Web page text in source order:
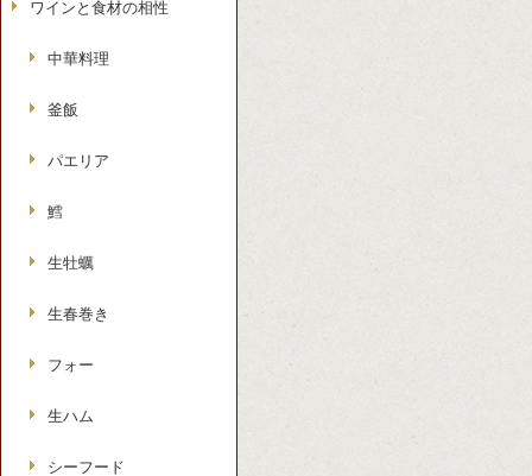
ワインと食材の相性
中華料理
釜飯
パエリア
鱈
生牡蠣
生春巻き
フォー
生ハム
シーフード